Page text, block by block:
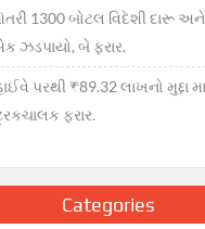
1300 બોટલ વિદેશી દારૂ
ઝડપાયો, બે ફરાર.
પરથી ₹89.32 લાખનો મુદ્દા
ફરાર.
Categories